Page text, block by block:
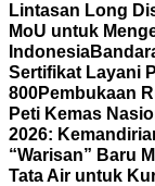
Lintasan Long
MoU untuk
Indonesia
Sertifikat Layani
800Pembukaan
Peti Kemas
2026:
“Warisan” Baru
Tata Air untuk